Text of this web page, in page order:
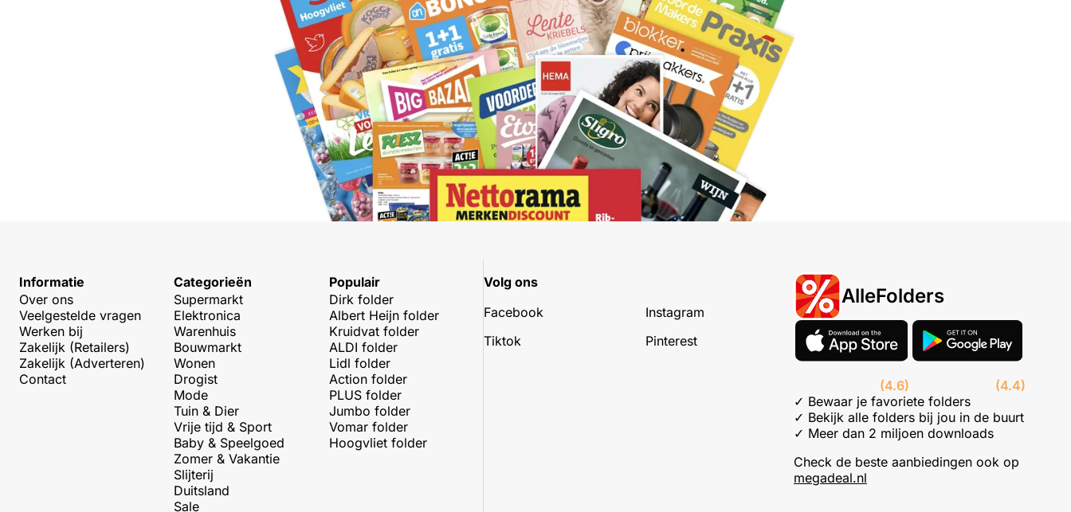
Informatie
Over ons
Veelgestelde vragen
Werken bij
Zakelijk (Retailers)
Zakelijk (Adverteren)
Contact
Categorieën
Supermarkt
Elektronica
Warenhuis
Bouwmarkt
Wonen
Drogist
Mode
Tuin & Dier
Vrije tijd & Sport
Baby & Speelgoed
Zomer & Vakantie
Slijterij
Duitsland
Sale
Populair
Dirk folder
Albert Heijn folder
Kruidvat folder
ALDI folder
Lidl folder
Action folder
PLUS folder
Jumbo folder
Vomar folder
Hoogvliet folder
Volg ons
Facebook
Instagram
Tiktok
Pinterest
AlleFolders
(4.6)
(4.4)
✓ Bewaar je favoriete folders
✓ Bekijk alle folders bij jou in de buurt
✓ Meer dan 2 miljoen downloads
Check de beste aanbiedingen ook op
megadeal.nl